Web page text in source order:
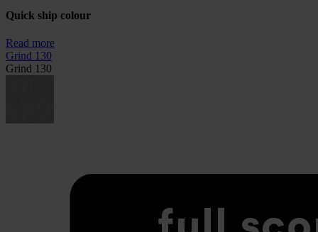
Quick ship colour
Read more
Grind 130
Grind 130